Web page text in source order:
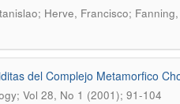
Herve, Francisco;
del Complejo Metamorfico
Vol 28, No 1 (2001); 91-104